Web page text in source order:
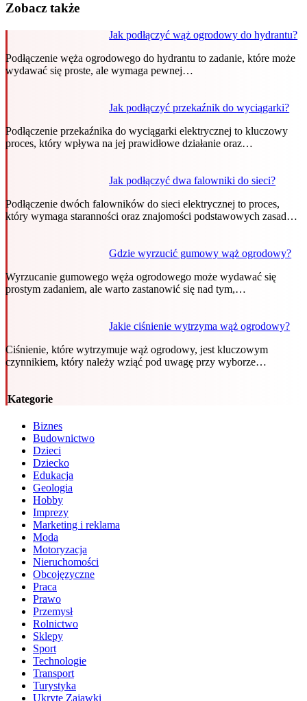
Zobacz także
Jak podłączyć wąż ogrodowy do hydrantu?
Podłączenie węża ogrodowego do hydrantu to zadanie, które może
wydawać się proste, ale wymaga pewnej…
Jak podłączyć przekaźnik do wyciągarki?
Podłączenie przekaźnika do wyciągarki elektrycznej to kluczowy
proces, który wpływa na jej prawidłowe działanie oraz…
Jak podłączyć dwa falowniki do sieci?
Podłączenie dwóch falowników do sieci elektrycznej to proces,
który wymaga staranności oraz znajomości podstawowych zasad…
Gdzie wyrzucić gumowy wąż ogrodowy?
Wyrzucanie gumowego węża ogrodowego może wydawać się
prostym zadaniem, ale warto zastanowić się nad tym,…
Jakie ciśnienie wytrzyma wąż ogrodowy?
Ciśnienie, które wytrzymuje wąż ogrodowy, jest kluczowym
czynnikiem, który należy wziąć pod uwagę przy wyborze…
Kategorie
Biznes
Budownictwo
Dzieci
Dziecko
Edukacja
Geologia
Hobby
Imprezy
Marketing i reklama
Moda
Motoryzacja
Nieruchomości
Obcojęzyczne
Praca
Prawo
Przemysł
Rolnictwo
Sklepy
Sport
Technologie
Transport
Turystyka
Ukryte Zajawki